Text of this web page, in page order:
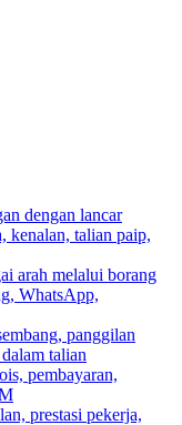
dengan lancar
kenalan, talian paip,
arah melalui borang
WhatsApp,
panggilan
talian
pembayaran,
prestasi pekerja,